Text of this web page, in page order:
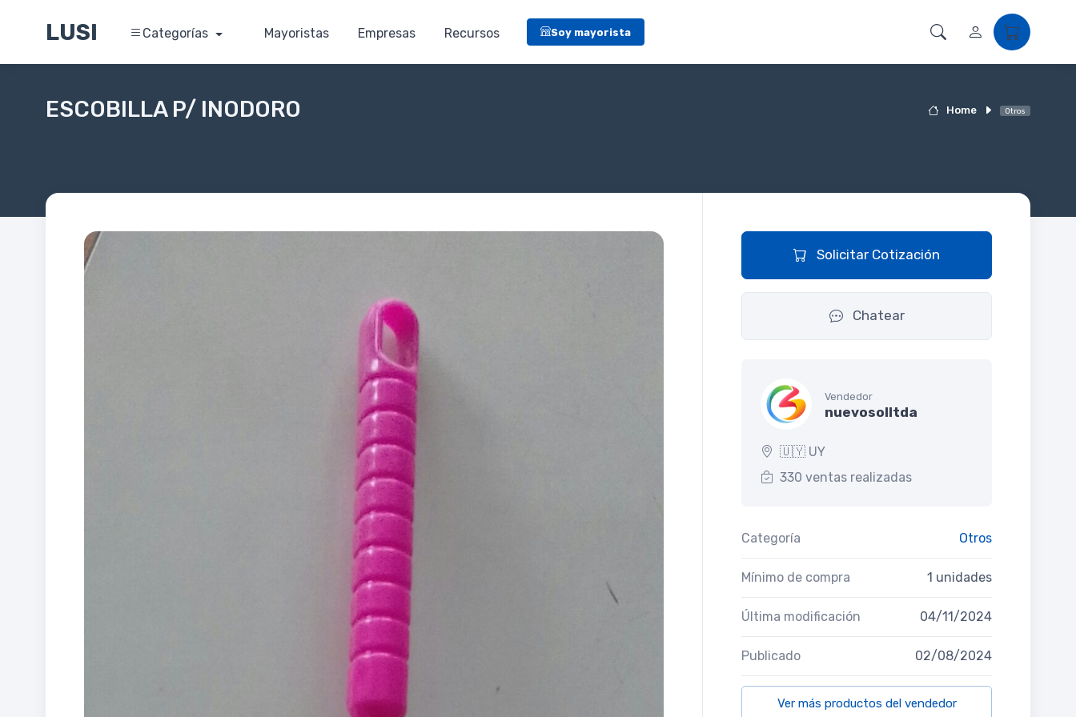
LUSI Categorías Mayoristas Empresas Recursos Soy mayorista
Home Otros
ESCOBILLA P/ INODORO
Solicitar Cotización
Chatear
Vendedor
nuevosolltda
🇺🇾 UY
330 ventas realizadas
Categoría Otros
Mínimo de compra 1 unidades
Última modificación 04/11/2024
Publicado 02/08/2024
Ver más productos del vendedor